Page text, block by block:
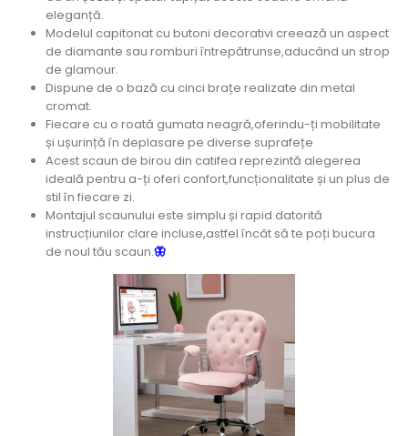
eleganță.
Modelul capitonat cu butoni decorativi creează un aspect
de diamante sau romburi întrepătrunse,aducând un strop
de glamour.
Dispune de o bază cu cinci brațe realizate din metal
cromat.
Fiecare cu o roată gumata neagră,oferindu-ți mobilitate
și ușurință în deplasare pe diverse suprafețe
Acest scaun de birou din catifea reprezintă alegerea
ideală pentru a-ți oferi confort,funcționalitate și un plus de
stil în fiecare zi.
Montajul scaunului este simplu și rapid datorită
instrucțiunilor clare incluse,astfel încât să te poți bucura
de noul tău scaun.🦋